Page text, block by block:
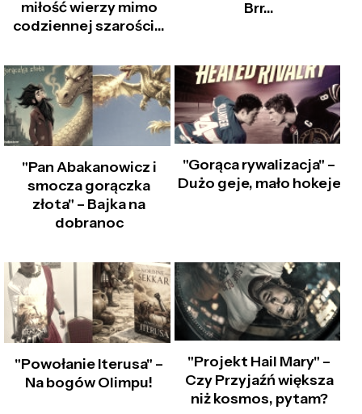
miłość wierzy mimo
codziennej szarości...
Brr…
"Pan Abakanowicz i
smocza gorączka
złota" – Bajka na
dobranoc
"Gorąca rywalizacja" –
Dużo geje, mało hokeje
"Powołanie Iterusa" –
Na bogów Olimpu!
"Projekt Hail Mary" –
Czy Przyjaźń większa
niż kosmos, pytam?